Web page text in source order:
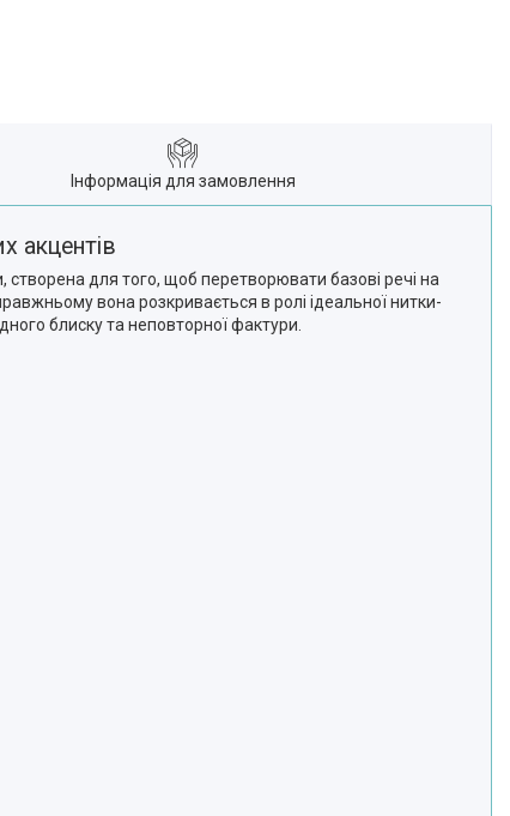
Інформація для замовлення
акцентів
для того, щоб перетворювати базові речі на
вона розкривається в ролі ідеальної нитки-
блиску та неповторної фактури.